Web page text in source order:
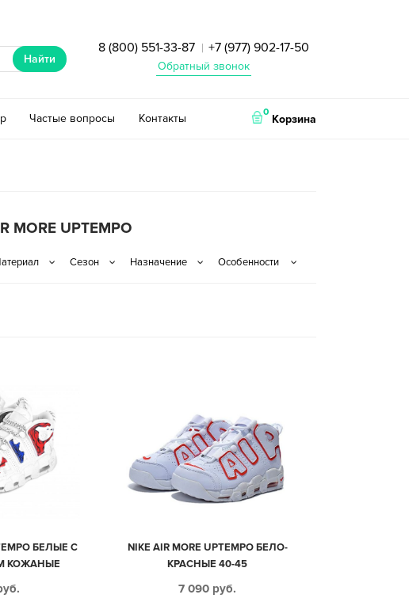
Найти
8 (800) 551-33-87 | +7 (977) 902-17-50
Обратный звонок
Частые вопросы Контакты 0
Корзина
UPTEMPO
БЕЛЫЕ С
КОЖАНЫЕ
NIKE AIR MORE UPTEMPO БЕЛО-
КРАСНЫЕ 40-45
7 090 руб.